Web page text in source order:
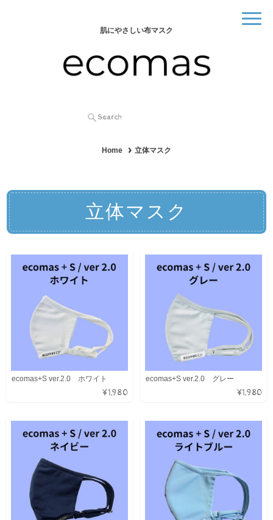
肌にやさしい布マスク
Home 立体マスク
立体マスク
ecomas+S ver.2.0 ホワイト
¥1,980
ecomas+S ver.2.0 グレー
¥1,980